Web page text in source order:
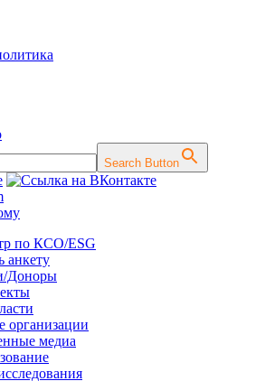
Search Button
по КСО/ESG
анкету
Доноры
организации
медиа